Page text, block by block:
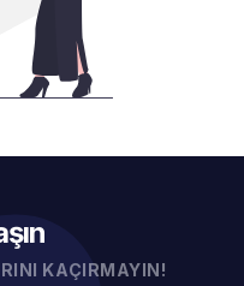
KAÇIRMAYIN!